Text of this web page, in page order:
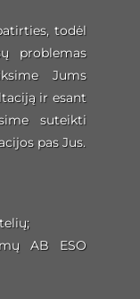
todėl
problemas
Jums
ir esant
suteikti
pas Jus.
AB ESO